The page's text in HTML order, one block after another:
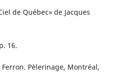
de Québec» de Jacques
16.
Pèlerinage, Montréal,